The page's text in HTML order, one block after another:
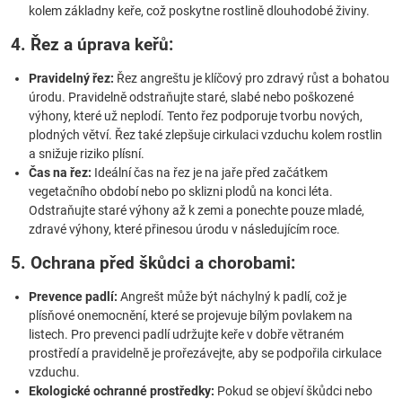
kolem základny keře, což poskytne rostlině dlouhodobé živiny.
4. Řez a úprava keřů:
Pravidelný řez: Řez angreštu je klíčový pro zdravý růst a bohatou
úrodu. Pravidelně odstraňujte staré, slabé nebo poškozené
výhony, které už neplodí. Tento řez podporuje tvorbu nových,
plodných větví. Řez také zlepšuje cirkulaci vzduchu kolem rostlin
a snižuje riziko plísní.
Čas na řez: Ideální čas na řez je na jaře před začátkem
vegetačního období nebo po sklizni plodů na konci léta.
Odstraňujte staré výhony až k zemi a ponechte pouze mladé,
zdravé výhony, které přinesou úrodu v následujícím roce.
5. Ochrana před škůdci a chorobami:
Prevence padlí: Angrešt může být náchylný k padlí, což je
plísňové onemocnění, které se projevuje bílým povlakem na
listech. Pro prevenci padlí udržujte keře v dobře větraném
prostředí a pravidelně je prořezávejte, aby se podpořila cirkulace
vzduchu.
Ekologické ochranné prostředky: Pokud se objeví škůdci nebo